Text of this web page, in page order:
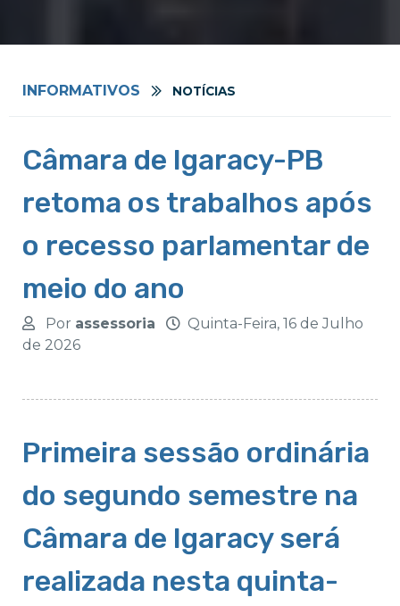
INFORMATIVOS NOTÍCIAS
Câmara de Igaracy-PB
retoma os trabalhos após
o recesso parlamentar de
meio do ano
Por assessoria
Quinta-Feira, 16 de Julho
de 2026
Primeira sessão ordinária
do segundo semestre na
Câmara de Igaracy será
realizada nesta quinta-